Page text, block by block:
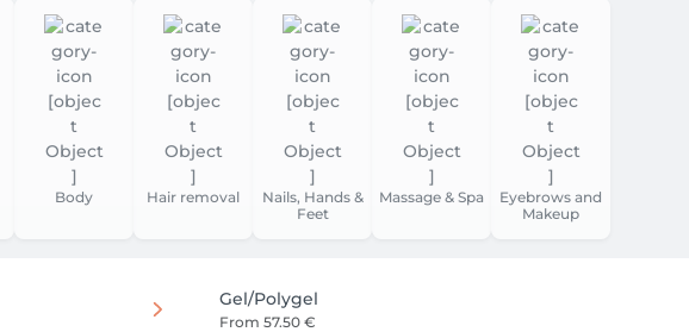
Body Hair removal
Nails, Hands &
Feet
Massage & Spa
Eyebrows and
Makeup
Gel/Polygel
From 57.50 €